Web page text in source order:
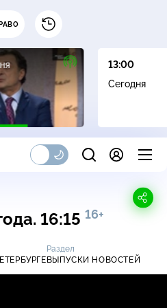
16+
13:00
Сегодня
16:15 16+
Раздел
ВЫПУСКИ НОВОСТЕЙ